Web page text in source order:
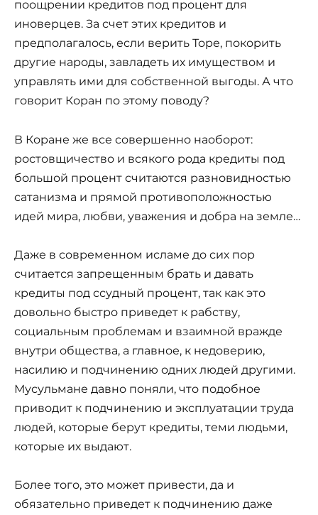
поощрении кредитов под процент для
иноверцев. За счет этих кредитов и
предполагалось, если верить Торе, покорить
другие народы, завладеть их имуществом и
управлять ими для собственной выгоды. А что
говорит Коран по этому поводу?
В Коране же все совершенно наоборот:
ростовщичество и всякого рода кредиты под
большой процент считаются разновидностью
сатанизма и прямой противоположностью
идей мира, любви, уважения и добра на земле…
Даже в современном исламе до сих пор
считается запрещенным брать и давать
кредиты под ссудный процент, так как это
довольно быстро приведет к рабству,
социальным проблемам и взаимной вражде
внутри общества, а главное, к недоверию,
насилию и подчинению одних людей другими.
Мусульмане давно поняли, что подобное
приводит к подчинению и эксплуатации труда
людей, которые берут кредиты, теми людьми,
которые их выдают.
Более того, это может привести, да и
обязательно приведет к подчинению даже